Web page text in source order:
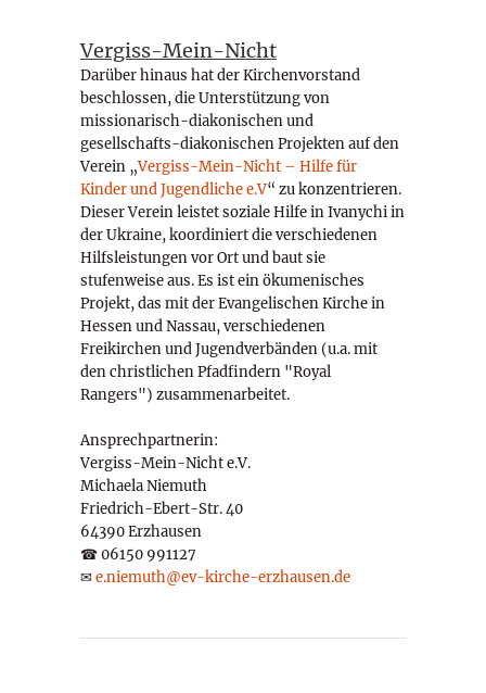
Vergiss-Mein-Nicht
Darüber hinaus hat der Kirchenvorstand
beschlossen, die Unterstützung von
missionarisch-diakonischen und
gesellschafts-diakonischen Projekten auf den
Verein „Vergiss-Mein-Nicht – Hilfe für
Kinder und Jugendliche e.V“ zu konzentrieren.
Dieser Verein leistet soziale Hilfe in Ivanychi in
der Ukraine, koordiniert die verschiedenen
Hilfsleistungen vor Ort und baut sie
stufenweise aus. Es ist ein ökumenisches
Projekt, das mit der Evangelischen Kirche in
Hessen und Nassau, verschiedenen
Freikirchen und Jugendverbänden (u.a. mit
den christlichen Pfadfindern "Royal
Rangers") zusammenarbeitet.
Ansprechpartnerin:
Vergiss-Mein-Nicht e.V.
Michaela Niemuth
Friedrich-Ebert-Str. 40
64390 Erzhausen
☎ 06150 991127
✉ e.niemuth@ev-kirche-erzhausen.de